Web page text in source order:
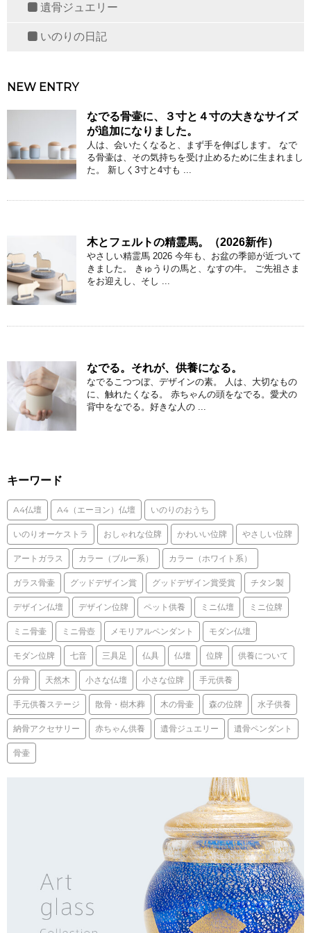
遺骨ジュエリー
いのりの日記
NEW ENTRY
なでる骨壷に、３寸と４寸の大きなサイズ
が追加になりました。
人は、会いたくなると、まず手を伸ばします。 なで
る骨壷は、その気持ちを受け止めるために生まれまし
た。 新しく3寸と4寸も ...
木とフェルトの精霊馬。（2026新作）
やさしい精霊馬 2026 今年も、お盆の季節が近づいて
きました。 きゅうりの馬と、なすの牛。 ご先祖さま
をお迎えし、そし ...
なでる。それが、供養になる。
なでるこつつぼ、デザインの素。 人は、大切なもの
に、触れたくなる。 赤ちゃんの頭をなでる。愛犬の
背中をなでる。好きな人の ...
キーワード
A4仏壇 A4（エーヨン）仏壇 いのりのおうち
いのりオーケストラ おしゃれな位牌 かわいい位牌 やさしい位牌
アートガラス カラー（ブルー系） カラー（ホワイト系）
ガラス骨壷 グッドデザイン賞 グッドデザイン賞受賞 チタン製
デザイン仏壇 デザイン位牌 ペット供養 ミニ仏壇 ミニ位牌
ミニ骨壷 ミニ骨壺 メモリアルペンダント モダン仏壇
モダン位牌 七音 三具足 仏具 仏壇 位牌 供養について
分骨 天然木 小さな仏壇 小さな位牌 手元供養
手元供養ステージ 散骨・樹木葬 木の骨壷 森の位牌 水子供養
納骨アクセサリー 赤ちゃん供養 遺骨ジュエリー 遺骨ペンダント
骨壷